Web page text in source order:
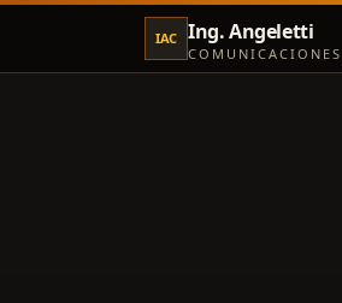
IAC Ing. Angeletti